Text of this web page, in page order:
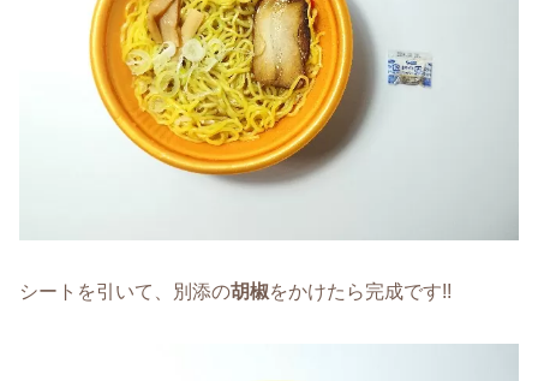
シートを引いて、別添の胡椒をかけたら完成です!!